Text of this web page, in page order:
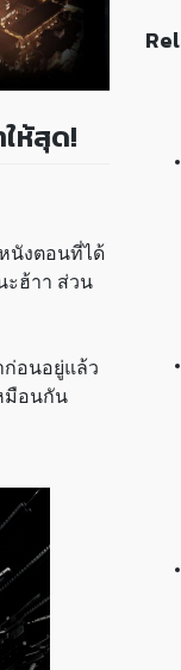
ห้สุด!
นังตอนที่ได้
ฮ้าา ส่วน
อนอยู่แล้ว
มือนกัน